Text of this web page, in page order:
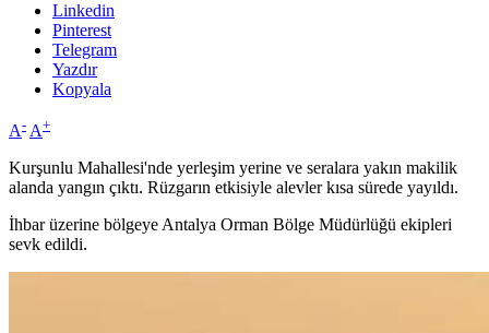
Linkedin
Pinterest
Telegram
Yazdır
Kopyala
A- A+
Kurşunlu Mahallesi'nde yerleşim yerine ve seralara yakın makilik
alanda yangın çıktı. Rüzgarın etkisiyle alevler kısa sürede yayıldı.
İhbar üzerine bölgeye Antalya Orman Bölge Müdürlüğü ekipleri
sevk edildi.